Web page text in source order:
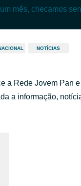
mês, checamos
NOTÍCIAS
a Rede Jovem Pan
a informação,